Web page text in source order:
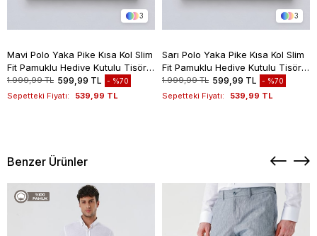
3
Mavi Polo Yaka Pike Kısa Kol Slim
Fit Pamuklu Hediye Kutulu Tişört
1011260169
1.999,99 TL 599,99 TL %70
Sepetteki Fiyatı: 539,99 TL
3
Sarı Polo Yaka Pike Kısa Kol Slim
Fit Pamuklu Hediye Kutulu Tişört
1011260169
1.999,99 TL 599,99 TL %70
Sepetteki Fiyatı: 539,99 TL
Benzer Ürünler